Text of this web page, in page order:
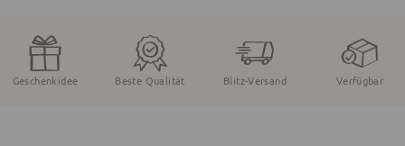
Geschenkidee Beste Qualität Blitz-Versand Verfügbar